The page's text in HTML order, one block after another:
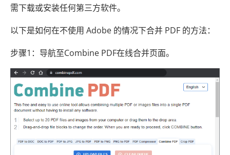
需下载或安装任何第三方软件。
以下是如何在不使用 Adob​​e 的情况下合并 PDF 的方法：
步骤1：导航至Combine PDF在线合并页面。